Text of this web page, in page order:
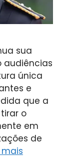
sua
audiências
única
e
que a
o
em
de
mais